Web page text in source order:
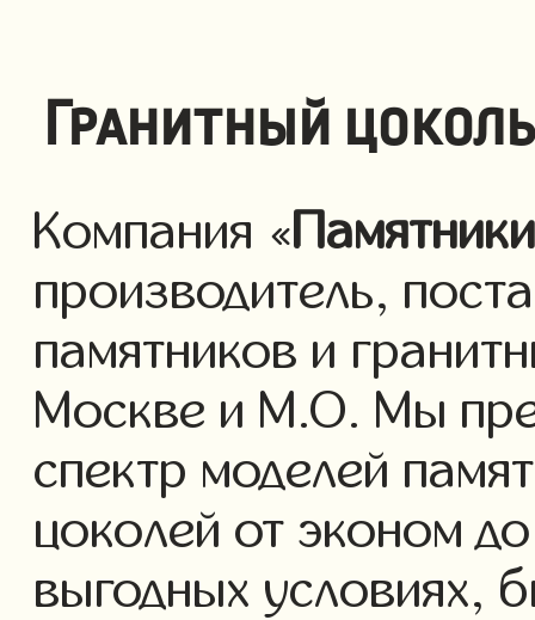
Гранитный
Компания «Памятники
производитель,
памятников и
Москве и М.О. Мы
спектр моделей
цоколей от эконом
выгодных условиях,